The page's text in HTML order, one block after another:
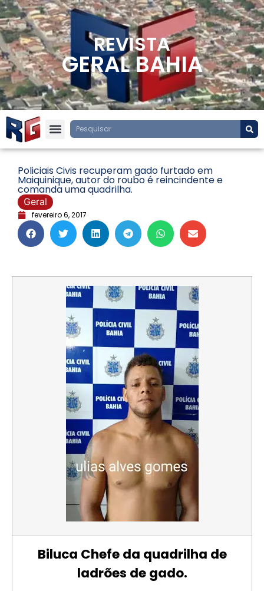
REVISTA
GERAL BAHIA
Policiais Civis recuperam gado furtado em
Maiquinique, autor do roubo é reincindente e
comanda uma quadrilha.
Geral
fevereiro 6, 2017
Biluca Chefe da quadrilha de
ladrões de gado.